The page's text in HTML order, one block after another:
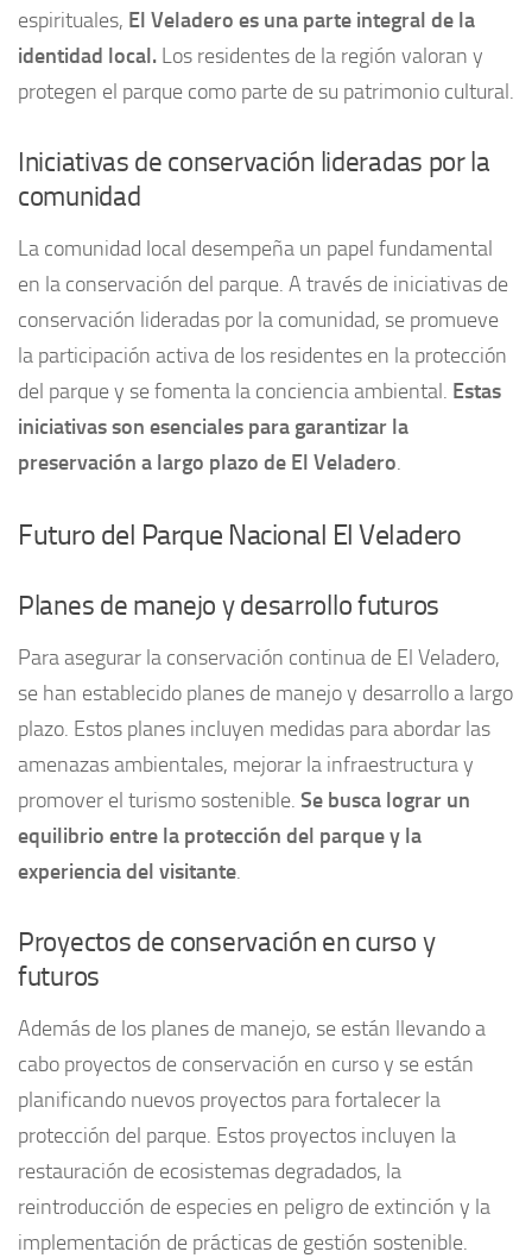
espirituales, El Veladero es una parte integral de la
identidad local. Los residentes de la región valoran y
protegen el parque como parte de su patrimonio cultural.
Iniciativas de conservación lideradas por la
comunidad
La comunidad local desempeña un papel fundamental
en la conservación del parque. A través de iniciativas de
conservación lideradas por la comunidad, se promueve
la participación activa de los residentes en la protección
del parque y se fomenta la conciencia ambiental. Estas
iniciativas son esenciales para garantizar la
preservación a largo plazo de El Veladero.
Futuro del Parque Nacional El Veladero
Planes de manejo y desarrollo futuros
Para asegurar la conservación continua de El Veladero,
se han establecido planes de manejo y desarrollo a largo
plazo. Estos planes incluyen medidas para abordar las
amenazas ambientales, mejorar la infraestructura y
promover el turismo sostenible. Se busca lograr un
equilibrio entre la protección del parque y la
experiencia del visitante.
Proyectos de conservación en curso y
futuros
Además de los planes de manejo, se están llevando a
cabo proyectos de conservación en curso y se están
planificando nuevos proyectos para fortalecer la
protección del parque. Estos proyectos incluyen la
restauración de ecosistemas degradados, la
reintroducción de especies en peligro de extinción y la
implementación de prácticas de gestión sostenible.